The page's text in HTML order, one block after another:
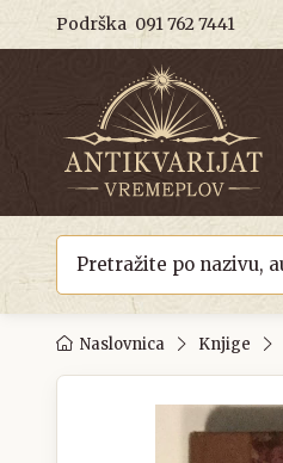
Podrška 091 762 7441
Naslovnica Knjige